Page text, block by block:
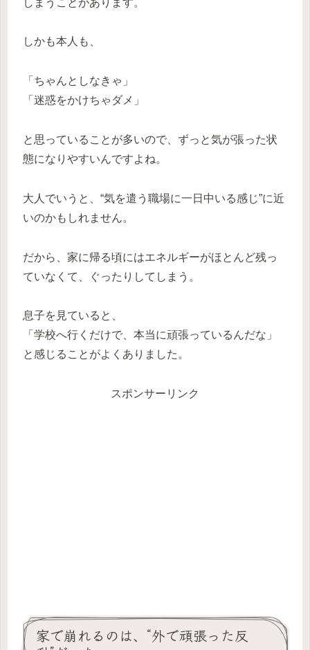
しかも本人も、
「ちゃんとしなきゃ」
「迷惑をかけちゃダメ」
と思っていることが多いので、ずっと気が張った状
態になりやすいんですよね。
大人でいうと、“気を遣う職場に一日中いる感じ”に近
いのかもしれません。
だから、家に帰る頃にはエネルギーがほとんど残っ
ていなくて、ぐったりしてしまう。
息子を見ていると、
「学校へ行くだけで、本当に頑張っているんだな」
と感じることがよくありました。
スポンサーリンク
家で崩れるのは、“外で頑張った反